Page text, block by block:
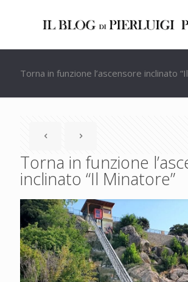
Torna in funzione l’ascensore inclinato
Torna in funzione
inclinato “Il Minatore”